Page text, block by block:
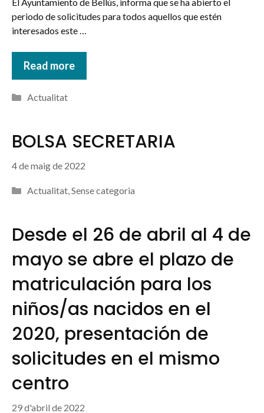
periodo de solicitudes para todos aquellos que estén
interesados este …
Read more
Categories
Actualitat
BOLSA SECRETARIA
4 de maig de 2022
Categories
Actualitat,Sense categoria
Desde el 26 de abril al 4 de
mayo se abre el plazo de
matriculación para los
niños/as nacidos en el
2020, presentación de
solicitudes en el mismo
centro
29 d'abril de 2022